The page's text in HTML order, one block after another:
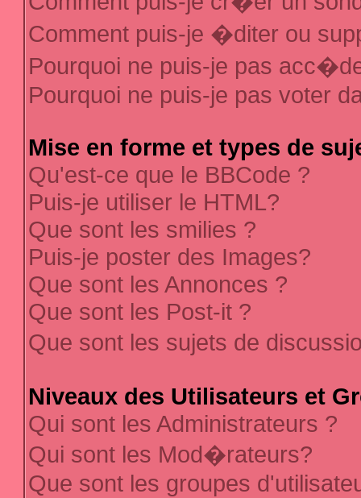
Comment puis-je �diter ou
Pourquoi ne puis-je pas
Pourquoi ne puis-je pas voter
Mise en forme et types de
Qu'est-ce que le BBCode ?
Puis-je utiliser le HTML?
Que sont les smilies ?
Puis-je poster des Images?
Que sont les Annonces ?
Que sont les Post-it ?
Que sont les sujets de
Niveaux des Utilisateurs et
Qui sont les Administrateurs ?
Qui sont les Mod�rateurs?
Que sont les groupes